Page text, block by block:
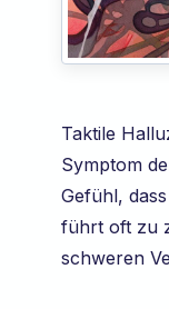
Taktile
Symptom
Gefühl,
führt oft zu
schweren